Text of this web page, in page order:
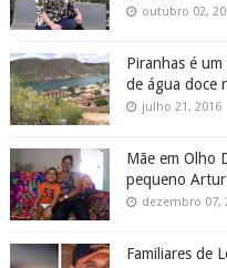
outubro 02,
Piranhas é
de água doce
julho 21, 2016
Mãe em Olho
pequeno
dezembro 07,
Familiares de